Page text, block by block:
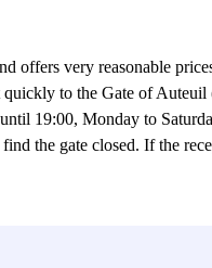
offers very reasonable
to the Gate of Auteuil
19:00, Monday to
the gate closed. If the